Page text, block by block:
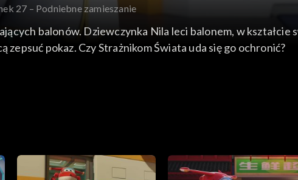
27 – Podniebne zamieszanie
balonów. Dziewczynka Nila leci balonem, w
pokaz. Czy Strażnikom Świata uda się go ochronić?